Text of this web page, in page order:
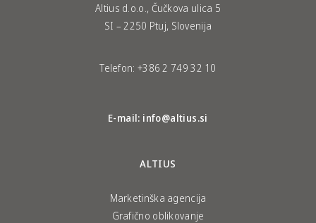
Altius d.o.o., Čučkova ulica 5
SI – 2250 Ptuj, Slovenija
Telefon: +386 2 749 32 10
E-mail: info@altius.si
ALTIUS
Marketinška agencija
Grafično oblikovanje